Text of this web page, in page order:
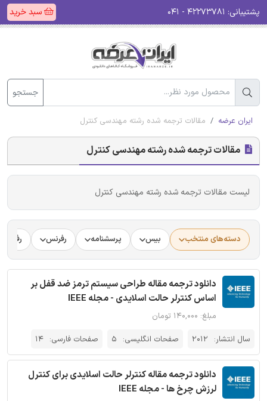
پشتیبانی: سبد خرید
جستجو
ایران عرضه مقالات ترجمه شده رشته مهندسی کنترل
مقالات ترجمه شده رشته مهندسی کنترل
لیست مقالات ترجمه شده رشته مهندسی کنترل
دسته‌های منتخب بیس پرسشنامه رفرنس
دانلود ترجمه مقاله طراحی سیستم ترمز ضد قفل بر
اساس کنترلر حالت اسلایدی - مجله IEEE
مبلغ: ۱۴۰,۰۰۰ تومان
سال انتشار: 2012 صفحات انگلیسی: 5 صفحات فارسی: 14
دانلود ترجمه مقاله کنترلر حالت اسلایدی برای کنترل
لرزش چرخ ها - مجله IEEE